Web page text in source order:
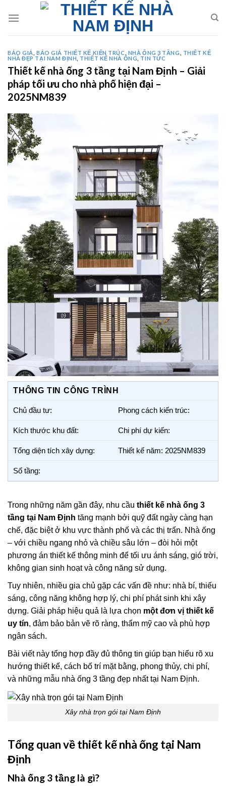
BÁO GIÁ ,BÁO GIÁ THIẾT KẾ KIẾN TRÚC NHÀ ỐNG 3 TẦNG
THIẾT KẾ
NHÀ ĐẸP TẠI NAM ĐỊNH
THIẾT KẾ NHÀ ỐNG TIN TỨC
Thiết kế nhà ống 3 tầng tại Nam Định – Giải
pháp tối ưu cho nhà phố hiện đại –
2025NM839
THÔNG TIN CÔNG TRÌNH
Chủ đầu tư: Phong cách kiến trúc:
Kích thước khu đất: Chi phí dự kiến:
Tổng diện tích xây dựng: Thiết kế năm: 2025NM839
Số tầng:
Trong những năm gần đây, nhu cầu thiết kế nhà ống 3
tầng tại Nam Định tăng mạnh bởi quỹ đất ngày càng hạn
chế, đặc biệt ở khu vực thành phố và các thị trấn. Nhà ống
– với chiều ngang nhỏ và chiều sâu lớn – đòi hỏi một
phương án thiết kế thông minh để tối ưu ánh sáng, gió trời,
không gian sinh hoạt và công năng sử dụng.
Tuy nhiên, nhiều gia chủ gặp các vấn đề như: nhà bí, thiếu
sáng, công năng không hợp lý, chi phí phát sinh khi xây
dựng. Giải pháp hiệu quả là lựa chọn một đơn vị thiết kế
uy tín, đảm bảo bản vẽ rõ ràng, thẩm mỹ cao và phù hợp
ngân sách.
Bài viết này tổng hợp đầy đủ thông tin giúp bạn hiểu rõ xu
hướng thiết kế, cách bố trí mặt bằng, phong thủy, chi phí,
và những mẫu nhà ống 3 tầng đẹp nhất tại Nam Định.
Xây nhà trọn gói tại Nam Định
Tổng quan về thiết kế nhà ống tại Nam
Định
Nhà ống 3 tầng là gì?